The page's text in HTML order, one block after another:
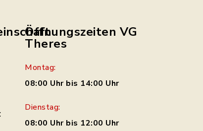
Öffnungszeiten VG
Theres
Montag:
08:00 Uhr bis 14:00 Uhr
Dienstag:
08:00 Uhr bis 12:00 Uhr